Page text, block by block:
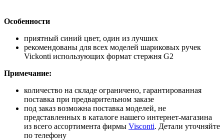
Особенности
приятный синий цвет, один из лучших
рекомендованы для всех моделей шариковых ручек
Vickonti использующих формат стержня G2
Примечание:
количество на складе ограничено, гарантированная
поставка при предварительном заказе
под заказ возможна поставка моделей, не
представленных в каталоге нашего интернет-магазина
из всего ассортимента фирмы Visconti. Детали уточняйте
по телефону